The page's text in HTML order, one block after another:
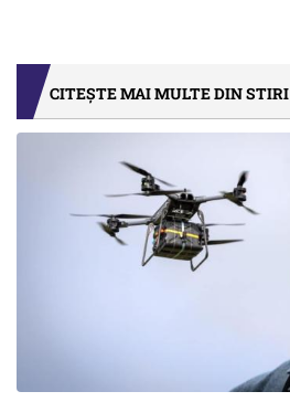
CITEȘTE MAI MULTE DIN STIRI